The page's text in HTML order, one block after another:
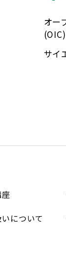
オー
サイ
について